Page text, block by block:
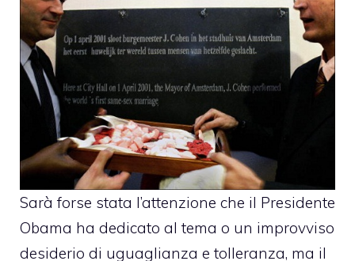
Sarà forse stata l’attenzione che il Presidente
Obama ha dedicato al tema o un improvviso
desiderio di uguaglianza e tolleranza, ma il